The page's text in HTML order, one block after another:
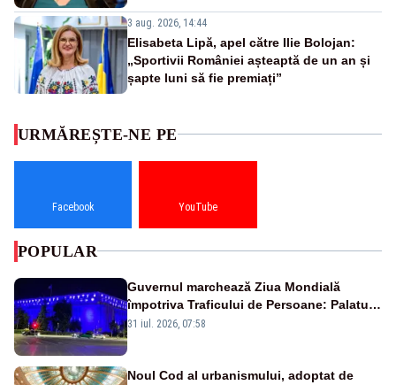
3 aug. 2026, 14:44
Elisabeta Lipă, apel către Ilie Bolojan:
„Sportivii României așteaptă de un an și
șapte luni să fie premiați”
URMĂREȘTE-NE PE
Facebook YouTube
POPULAR
Guvernul marchează Ziua Mondială
împotriva Traficului de Persoane: Palatul
Victoria, iluminat în albastru
31 iul. 2026, 07:58
Noul Cod al urbanismului, adoptat de